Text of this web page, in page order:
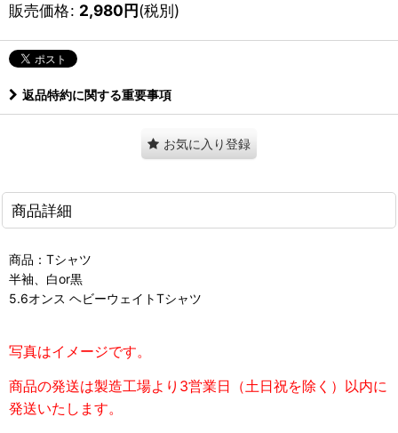
販売価格: 2,980円(税別)
返品特約に関する重要事項
お気に入り登録
商品詳細
商品：Tシャツ
半袖、白or黒
5.6オンス ヘビーウェイトTシャツ
写真はイメージです。
商品の発送は製造工場より3営業日（土日祝を除く）以内に
発送いたします。